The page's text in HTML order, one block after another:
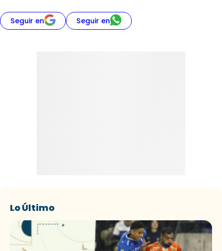
Seguir en Seguir en
Lo Último